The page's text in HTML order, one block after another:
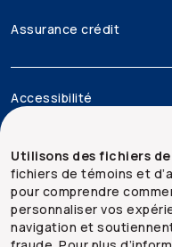
Utilisons des fichiers
fichiers de témoins et
pour comprendre
personnaliser vos
navigation et
Assurance crédit
Accessibilité
Sécurité et
Plan du site